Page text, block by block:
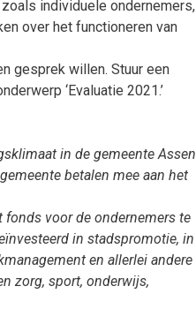
individuele ondernemers,
over het functioneren van
gesprek willen. Stuur een
‘Evaluatie 2021.’
in de gemeente Assen
betalen mee aan het
voor de ondernemers te
in stadspromotie, in
en allerlei andere
zorg, sport, onderwijs,